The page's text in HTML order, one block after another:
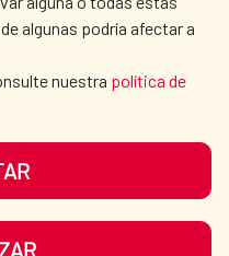
algunas podría afectar a
nuestra política de
PROTECTION